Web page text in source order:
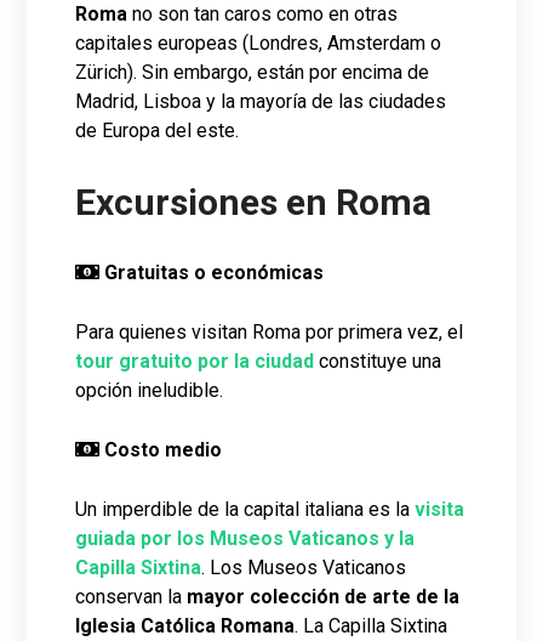
Roma no son tan caros como en otras
capitales europeas (Londres, Amsterdam o
Zürich). Sin embargo, están por encima de
Madrid, Lisboa y la mayoría de las ciudades
de Europa del este.
Excursiones en Roma
Gratuitas o económicas
Para quienes visitan Roma por primera vez, el
tour gratuito por la ciudad constituye una
opción ineludible.
Costo medio
Un imperdible de la capital italiana es lavisita
guiada por los Museos Vaticanos y la
Capilla Sixtina. Los Museos Vaticanos
conservan la mayor colección de arte de la
Iglesia Católica Romana. La Capilla Sixtina